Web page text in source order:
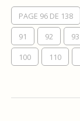
PAGE 96 DE 138
91
92 93
100
110